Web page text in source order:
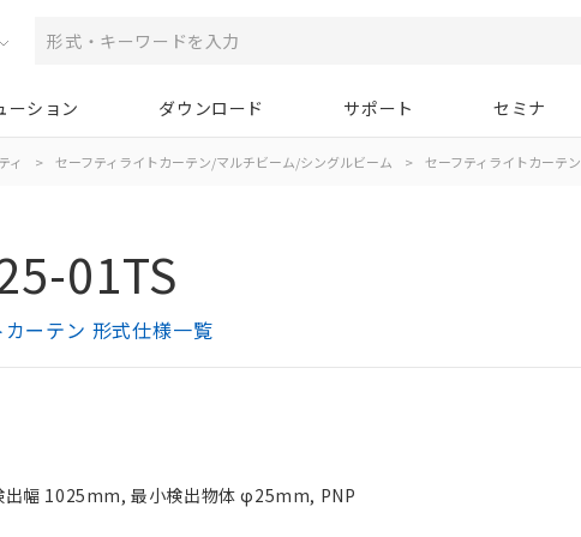
ーション ダウンロード サポート セミナ
ィ > セーフティライトカーテン/マルチビーム/シングルビーム > セーフティライトカーテン
01TS
ーテン 形式仕様一覧
出幅 1025mm, 最小検出物体 φ25mm, PNP